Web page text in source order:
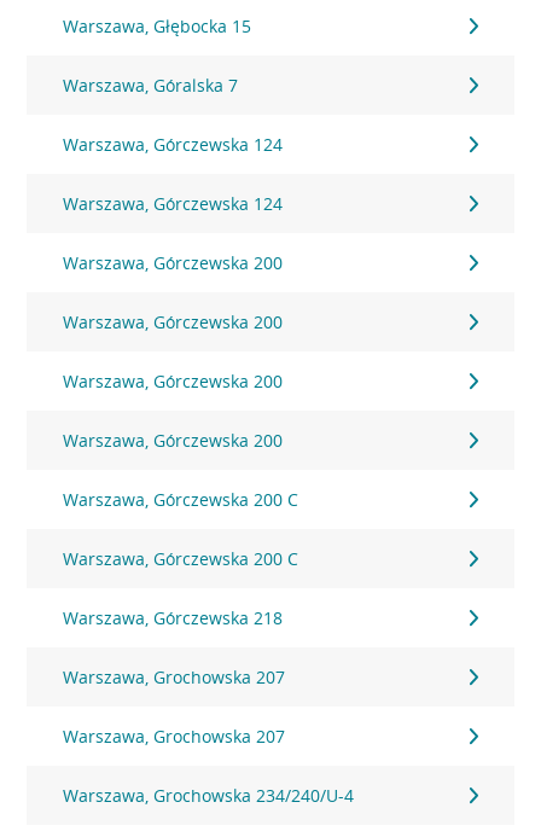
Warszawa, Głębocka 15
Warszawa, Góralska 7
Warszawa, Górczewska 124
Warszawa, Górczewska 124
Warszawa, Górczewska 200
Warszawa, Górczewska 200
Warszawa, Górczewska 200
Warszawa, Górczewska 200
Warszawa, Górczewska 200 C
Warszawa, Górczewska 200 C
Warszawa, Górczewska 218
Warszawa, Grochowska 207
Warszawa, Grochowska 207
Warszawa, Grochowska 234/240/U-4